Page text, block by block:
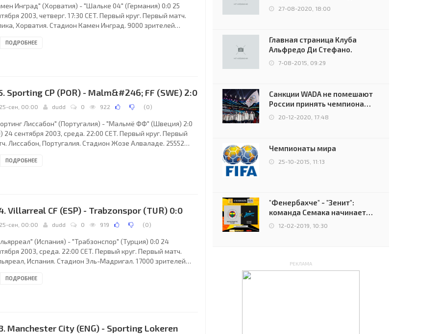
Инград" (Хорватия) - "Шальке 04" (Германия) 0:0 25
2003, четверг. 17:30 CET. Первый круг. Первый матч.
Хорватия. Стадион Камен Инград. 9000 зрителей
Контини (Италия), Кристиано Копелли (Италия).
ПОДРОБНЕЕ
Sporting CP (POR) - Malm&#246; FF (SWE) 2:0
25-сен, 00:00 dudd 0 922 (0)
Лиссабон" (Португалия) - "Мальмё ФФ" (Швеция) 2:0
24 сентября 2003, среда. 22:00 CET. Первый круг. Первый
Лиссабон, Португалия. Стадион Жозе Алваладе. 25552
Андреа Консоло (Италия), Алессандро Гризелли
ПОДРОБНЕЕ
Villarreal CF (ESP) - Trabzonspor (TUR) 0:0
25-сен, 00:00 dudd 0 919 (0)
(Испания) - "Трабзонспор" (Турция) 0:0 24
2003, среда. 22:00 CET. Первый круг. Первый матч.
Испания. Стадион Эль-Мадригал. 17000 зрителей
(Франция), Филип Бомбар (Франция). Резервный:
ПОДРОБНЕЕ
Manchester City (ENG) - Sporting Lokeren
(Тетово, Северная
Македония) - 0:2 (0:0)
27-08-2020, 18:00
Главная страница Клуба
Альфредо Ди Стефано.
7-08-2015, 09:29
Санкции WADA не помешают
России принять чемпионат
Европы и финал Лиги
чемпионов.
20-12-2020, 17:48
Чемпионаты мира
25-10-2015, 11:13
"Фенербахче" - "Зенит":
команда Семака начинает
путь в плей-офф Лиги
12-02-2019, 10:30
РЕКЛАМА